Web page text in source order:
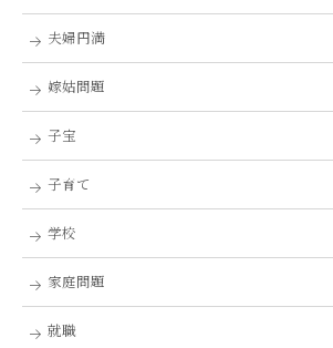
夫婦円満
嫁姑問題
子宝
子育て
学校
家庭問題
就職